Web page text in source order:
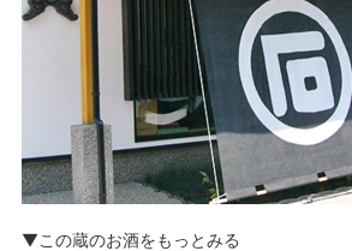
▼この蔵のお酒をもっとみる